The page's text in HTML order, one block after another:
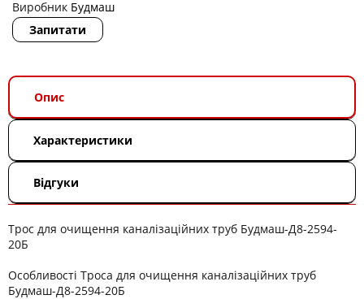
Виробник Будмаш
Запитати
Опис
Характеристики
Відгуки
Трос для очищення каналізаційних труб Будмаш-Д8-2594-
20Б
Особливості Троса для очищення каналізаційних труб
Будмаш-Д8-2594-20Б